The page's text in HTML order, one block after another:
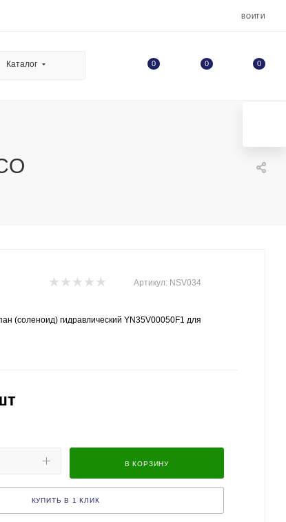
ВОЙТИ
Каталог 0 0 0
Артикул: NSV034
(соленоид) гидравлический YN35V00050F1 для
В КОРЗИНУ
КУПИТЬ В 1 КЛИК